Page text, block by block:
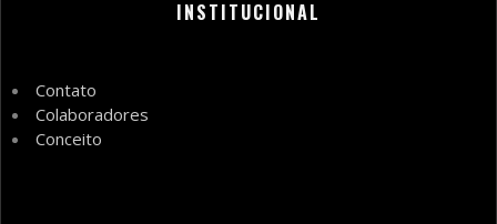
INSTITUCIONAL
Contato
Colaboradores
Conceito